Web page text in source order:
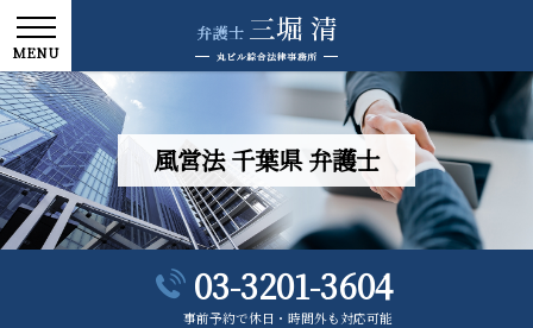
風営法 千葉県 弁護士
03-3201-3604
事前予約で休日・時間外も対応可能